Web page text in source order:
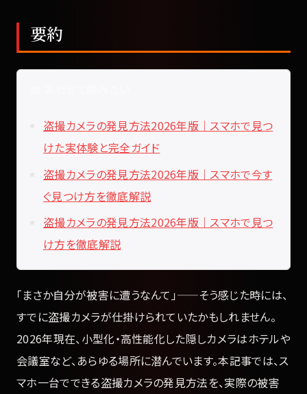
要約
盗撮カメラの発見方法2026年版｜スマホで見つ
けた実体験と完全ガイド
盗撮カメラの発見方法2026年版｜スマホで今す
ぐ見つけ方を徹底解説
盗撮カメラの発見方法2026年版｜スマホで見つ
け方を徹底解説
「まさか自分が被害に遭うなんて」——そう感じた時には、
すでに盗撮カメラが仕掛けられていたかもしれません。
2026年現在、小型化・高性能化した隠しカメラはホテルや
会議室など、あらゆる場所に潜んでいます。本記事では、ス
マホ一台でできる盗撮カメラの発見方法を、実際の被害